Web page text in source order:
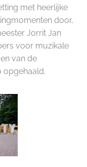
met heerlijke
door,
Jorrit Jan
voor muzikale
van de
opgehaald.